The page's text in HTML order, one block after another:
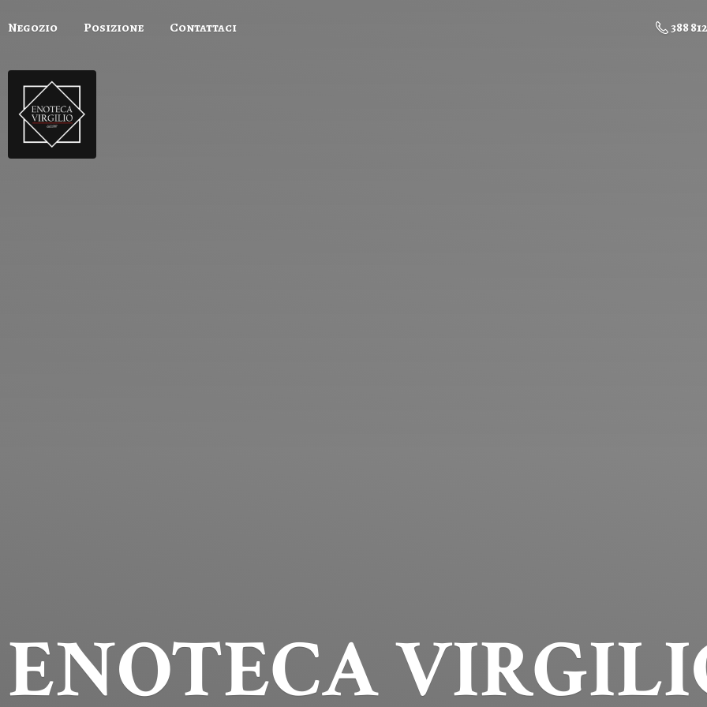
Negozio Posizione Contattaci 388
ENOTECA